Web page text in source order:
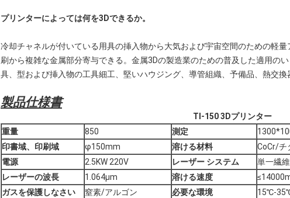
プリンターによっては何を3Dできるか。
冷却チャネルが付いている用具の挿入物から大気および宇宙空間のための軽
刷から複雑な金属部分寄与できる。金属3Dの製造業のための普及した適用の
具、型および挿入物の工具細工、堅いハウジング、導管組織、予備品、熱交換
製品仕様書
TI-150 3Dプリンター
重量
850 測定
印書域、印刷域
φ150mm 溶ける材料
CoCr/チ
電源
2.5KW 220V レーザー システム
単一繊
レーザーの波長
1.064μm 溶ける速度
ガスを保護しなさい
窒素/アルゴン 必要な環境 15℃-